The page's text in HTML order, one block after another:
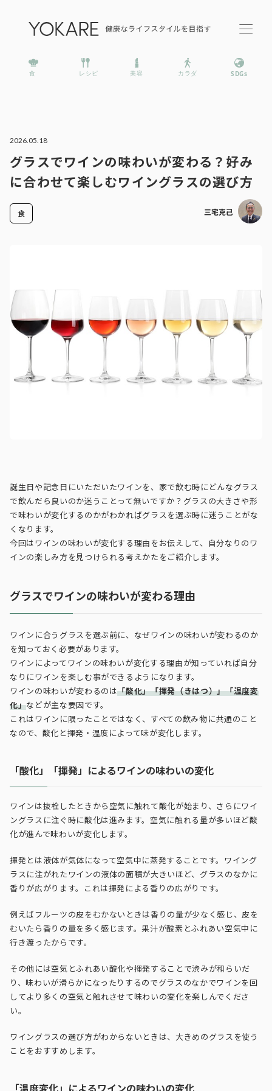
2026.05.18
グラスでワインの味わいが変わる？好み
に合わせて楽しむワイングラスの選び方
食 三宅克己
誕生日や記念日にいただいたワインを、家で飲む時にどんなグラス
で飲んだら良いのか迷うことって無いですか？グラスの大きさや形
で味わいが変化するのかがわかればグラスを選ぶ時に迷うことがな
くなります。
今回はワインの味わいが変化する理由をお伝えして、自分なりのワ
インの楽しみ方を見つけられる考えかたをご紹介します。
グラスでワインの味わいが変わる理由
ワインに合うグラスを選ぶ前に、なぜワインの味わいが変わるのか
を知っておく必要があります。
ワインによってワインの味わいが変化する理由が知っていれば自分
なりにワインを楽しむ事ができるようになります。
ワインの味わいが変わるのは「酸化」「揮発（きはつ）」「温度変
化」などが主な要因です。
これはワインに限ったことではなく、すべての飲み物に共通のこと
なので、酸化と揮発・温度によって味が変化します。
「酸化」「揮発」によるワインの味わいの変化
ワインは抜栓したときから空気に触れて酸化が始まり、さらにワイ
ングラスに注ぐ時に酸化は進みます。空気に触れる量が多いほど酸
化が進んで味わいが変化します。
揮発とは液体が気体になって空気中に蒸発することです。ワイング
ラスに注がれたワインの液体の面積が大きいほど、グラスのなかに
香りが広がります。これは揮発による香りの広がりです。
例えばフルーツの皮をむかないときは香りの量が少なく感じ、皮を
むいたら香りの量を多く感じます。果汁が酸素とふれあい空気中に
行き渡ったからです。
その他には空気とふれあい酸化や揮発することで渋みが和らいだ
り、味わいが滑らかになったりするのでグラスのなかでワインを回
してより多くの空気と触れさせて味わいの変化を楽しんでくださ
い。
ワイングラスの選び方がわからないときは、大きめのグラスを使う
ことをおすすめします。
「温度変化」によるワインの味わいの変化